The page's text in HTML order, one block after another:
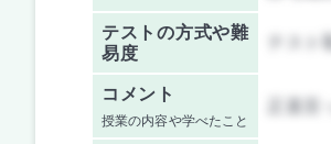
テストの方式や難
易度
テス
コメント
授業の内容や学べたこと
正直